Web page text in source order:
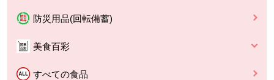
防災用品(回転備蓄)
美食百彩
すべての食品